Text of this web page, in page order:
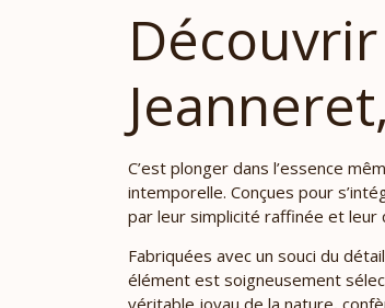
Jeanneret,
C’est plonger dans l’essence
intemporelle. Conçues pour
par leur simplicité raffinée et leur
Fabriquées avec un souci du
élément est soigneusement